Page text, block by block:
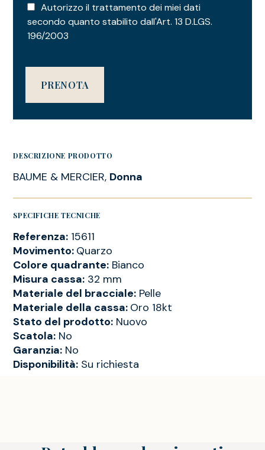
Autorizzo il trattamento dei miei dati
secondo quanto stabilito dall'Art. 13 D.LGS.
196/2003
DESCRIZIONE PRODOTTO
BAUME & MERCIER, Donna
SPECIFICHE TECNICHE
Referenza: 15611
Movimento: Quarzo
Colore quadrante: Bianco
Misura cassa: 32 mm
Materiale del bracciale: Pelle
Materiale della cassa: Oro 18kt
Stato del prodotto: Nuovo
Scatola: No
Garanzia: No
Disponibilità: Su richiesta